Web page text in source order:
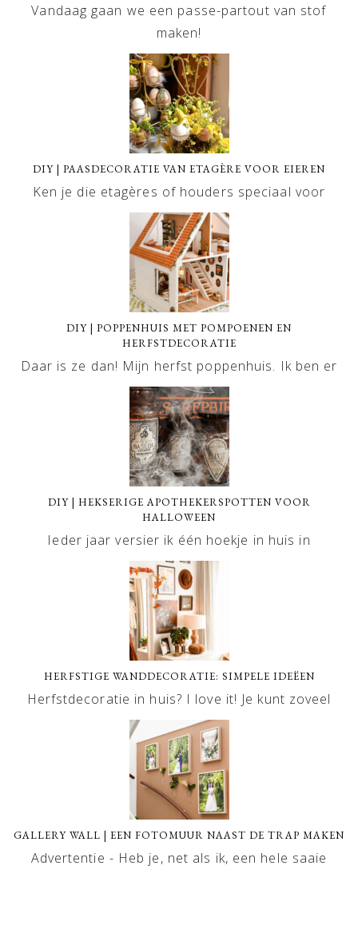
Vandaag gaan we een passe-partout van stof
maken!
DIY | PAASDECORATIE VAN ETAGÈRE VOOR EIEREN
Ken je die etagères of houders speciaal voor
DIY | POPPENHUIS MET POMPOENEN EN
HERFSTDECORATIE
Daar is ze dan! Mijn herfst poppenhuis. Ik ben er
DIY | HEKSERIGE APOTHEKERSPOTTEN VOOR
HALLOWEEN
Ieder jaar versier ik één hoekje in huis in
HERFSTIGE WANDDECORATIE: SIMPELE IDEËEN
Herfstdecoratie in huis? I love it! Je kunt zoveel
GALLERY WALL | EEN FOTOMUUR NAAST DE TRAP MAKEN
Advertentie - Heb je, net als ik, een hele saaie